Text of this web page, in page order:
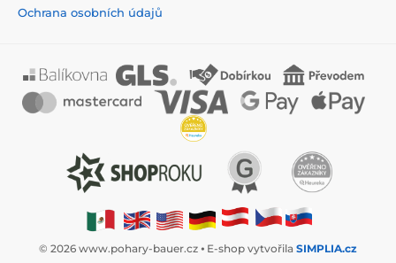
Ochrana osobních údajů
© 2026 www.pohary-bauer.cz ⦁ E-shop vytvořila SIMPLIA.cz